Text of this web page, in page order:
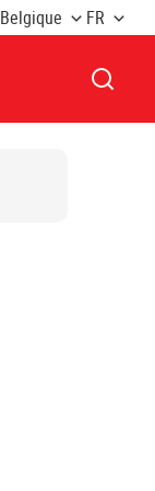
Belgique FR